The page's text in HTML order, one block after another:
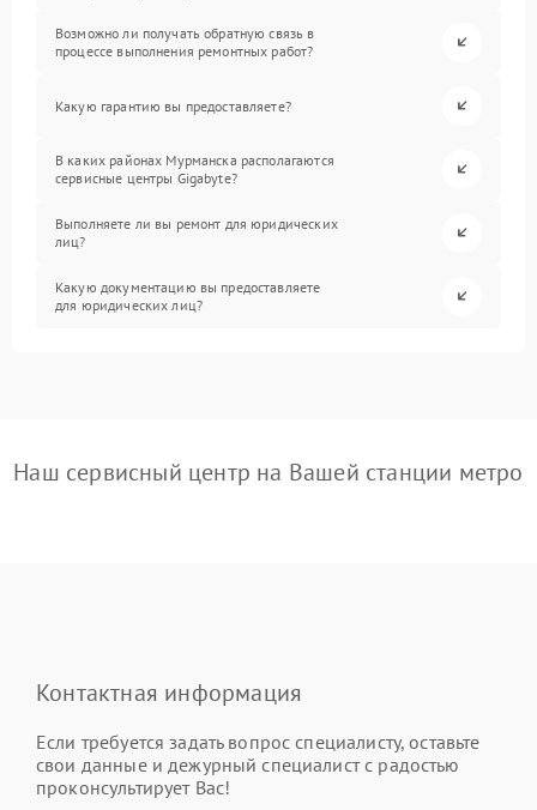
Возможно ли получать обратную связь в
процессе выполнения ремонтных работ?
Какую гарантию вы предоставляете?
В каких районах Мурманска располагаются
сервисные центры Gigabyte?
Выполняете ли вы ремонт для юридических
лиц?
Какую документацию вы предоставляете
для юридических лиц?
Наш сервисный центр на Вашей станции метро
Контактная информация
Если требуется задать вопрос специалисту, оставьте
свои данные и дежурный специалист с радостью
проконсультирует Вас!